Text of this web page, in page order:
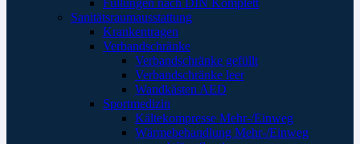
Füllungen nach DIN Komplett
Sanitätsraumausstattung
Krankentragen
Verbandschränke
Verbandschränke gefüllt
Verbandschränke leer
Wandkästen AED
Sportmedizin
Kältekompresse Mehr-/Einweg
Wärmebehandlung Mehr-/Einweg